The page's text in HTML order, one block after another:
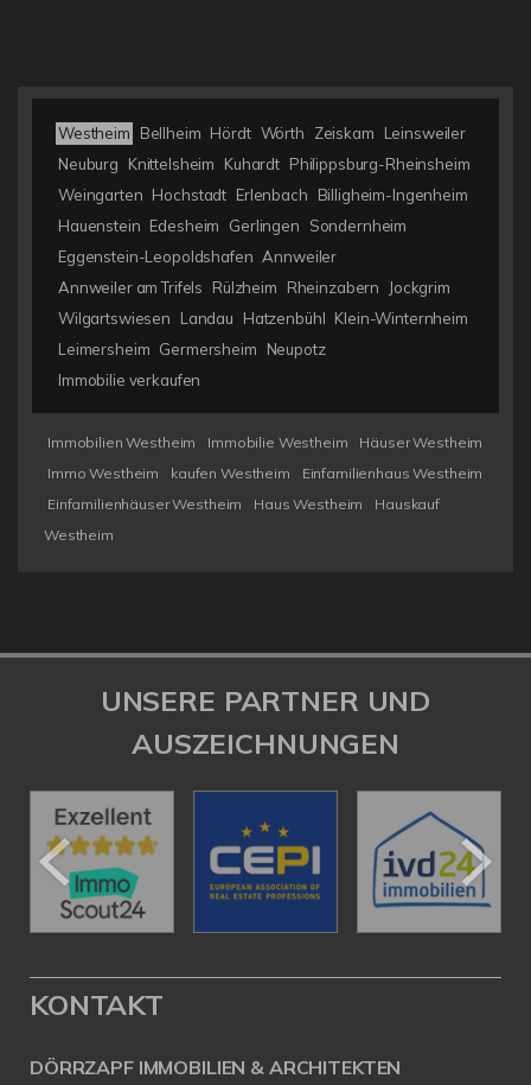
Westheim Bellheim Hördt Wörth Zeiskam
Leinsweiler
Neuburg
Knittelsheim Kuhardt Philippsburg-Rheinsheim
Weingarten Hochstadt Erlenbach
Billigheim-Ingenheim
Hauenstein Edesheim Gerlingen
Sondernheim
Eggenstein-Leopoldshafen Annweiler
Annweiler am Trifels
Rülzheim Rheinzabern
Jockgrim
Wilgartswiesen
Landau Hatzenbühl Klein-Winternheim
Leimersheim Germersheim
Neupotz
Immobilie verkaufen
Immobilien Westheim Immobilie Westheim
Häuser Westheim
Immo Westheim
kaufen Westheim
Einfamilienhaus Westheim
Einfamilienhäuser Westheim
Haus Westheim
Hauskauf
Westheim
UNSERE PARTNER UND
AUSZEICHNUNGEN
KONTAKT
DÖRRZAPF IMMOBILIEN & ARCHITEKTEN